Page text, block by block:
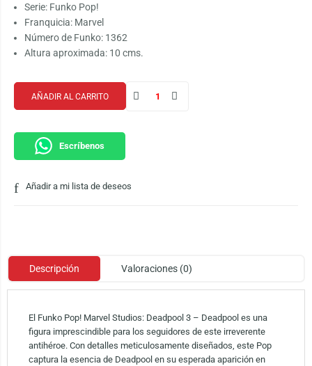
Serie: Funko Pop!
Franquicia: Marvel
Número de Funko: 1362
Altura aproximada: 10 cms.
AÑADIR AL CARRITO
Escríbenos
Añadir a mi lista de deseos
Descripción Valoraciones (0)
El Funko Pop! Marvel Studios: Deadpool 3 – Deadpool es una
figura imprescindible para los seguidores de este irreverente
antihéroe. Con detalles meticulosamente diseñados, este Pop
captura la esencia de Deadpool en su esperada aparición en